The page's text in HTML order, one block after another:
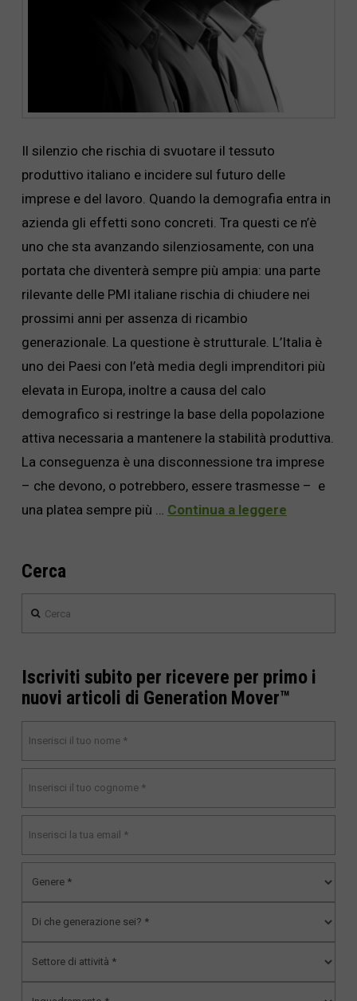
Il silenzio che rischia di svuotare il tessuto
produttivo italiano e incidere sul futuro delle
imprese e del lavoro. Quando la demografia entra in
azienda gli effetti sono concreti. Tra questi ce n’è
uno che sta avanzando silenziosamente, con una
portata che diventerà sempre più ampia: una parte
rilevante delle PMI italiane rischia di chiudere nei
prossimi anni per assenza di ricambio
generazionale. La questione è strutturale. L’Italia è
uno dei Paesi con l’età media degli imprenditori più
elevata in Europa, inoltre a causa del calo
demografico si restringe la base della popolazione
attiva necessaria a mantenere la stabilità produttiva.
La conseguenza è una disconnessione tra imprese
– che devono, o potrebbero, essere trasmesse – e
una platea sempre più … Continua a leggere
Cerca
Iscriviti subito per ricevere per primo i
nuovi articoli di Generation Mover™